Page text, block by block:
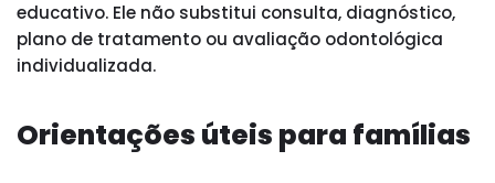
educativo. Ele não substitui consulta, diagnóstico,
plano de tratamento ou avaliação odontológica
individualizada.
Orientações úteis para famílias